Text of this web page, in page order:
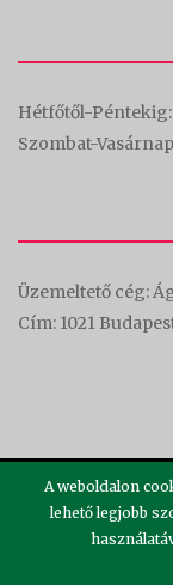
Hétfőtől-
Szombat-
Üzemeltető cég:
Cím: 1021
A weboldalon
lehető legjobb